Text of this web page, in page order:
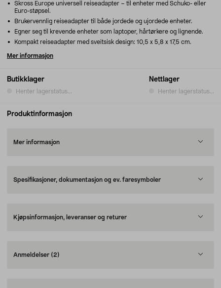
Butikklager
Henter lagerstatus...
Nettlager
Henter lagerstatus...
Skross Europe universell reiseadapter – til enheter med Schuko- eller
Euro-støpsel.
Brukervennlig reiseadapter til både jordede og ujordede enheter.
Egner seg til krevende enheter som laptoper, hårtørkere og lignende.
Kompakt reiseadapter med sveitsisk design: 10,5 x 5,8 x 17,5 cm.
Mer informasjon
Produktinformasjon
Mer informasjon
Spesifikasjoner, dokumentasjon og ev. faresymboler
Kjøpsinformasjon, leveranser og returer
Anmeldelser (2)